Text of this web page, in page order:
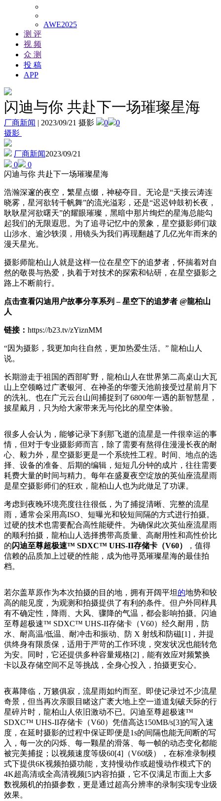
AWE2025
测 评
视 频
众 测
投 稿
APP
闪迪与你 共赴下一场璀璨星海
厂商新闻 | 2023/09/21 摄影 0
0
摄影
厂商新闻2023/09/21
0
0
闪迪与你 共赴下一场璀璨星海
浩瀚深邃的夜空，繁星点缀，神秘夺目。无论是“天接云涛连
晓雾，星河欲转千帆舞”的流光溢彩，还是“迟迟钟鼓初长夜，
耿耿星河欲曙天”的耀眼璀璨，黑暗中那片绚烂的星海总能勾
起我们的无限遐思。为了追寻记忆中的景象，星空摄影师们跋
山涉水、逾沙轶漠，用镜头为我们再现翻越了几亿光年而来的
漫天星光。
摄影师龍柏山人就是这样一位在星空下的追梦者，怀揣着对自
然的敬畏与热爱，执着于对技术的探索和钻研，在星空摄影之
路上不断前行。
点击查看闪迪用户故事分享系列 – 星空下的追梦者 @龍柏山
人
链接： https://b23.tv/zYiznMM
“因为摄影，我更加向往自然，更加热爱生活。” 龍柏山人
说。
长期游走于祖国的西部旷野，龍柏山人在世界第二高桌山大瓦
山上空领略过广袤银河、在神圣的华蓥天池前接受过星前月下
的洗礼、也在广元云台山间捕捉到了6800年一遇的新智慧星，
披星戴月，只为给大家带来无与伦比的星空体验。
很多人会认为，能够记录下刹那飞逝的流星是一件很幸运的事
情，但对于专业摄影师而言，除了需要有熬得住漫漫长夜的耐
心、毅力外，星空摄影更是一个系统性工程。时间、地点的选
择、设备的准备、后期的编辑，短短几分钟的成片，往往需要
耗费大量的时间与精力。每年在盛夏夜空绽放的英仙座流星雨
是星空摄影师们的狂欢，龍柏山人也为此做足了功课。
考虑到夜晚环境亮度往往很低，为了捕捉清晰、完整的流星
雨，通常会采用高ISO、短曝光和较短间隔的方式进行拍摄。
过硬的技术也需要配合高性能硬件。为确保此次英仙座流星雨
的顺利拍摄，龍柏山人选择携带高质量、高耐用性和高性价比
的闪迪至尊超极速™ SDXC™ UHS-II存储卡（V60）
，值得
信赖的品质加上过硬的性能，成为他寻觅璀璨星海的最佳拍
档。
若尔盖草原作为本次拍摄的目的地，拥有开阔平坦的地势和较
高的能见度，为观测和拍摄提供了有利的条件。但户外同样具
有不确定性 ，降雨、大风、骤降的气温，都会影响拍摄。闪迪
至尊超极速™ SDXC™ UHS-II存储卡（V60）经久耐用，防
水、耐高温/低温、耐冲击和振动、防 X 射线和防磁[1]，并提
供终身有限质保，适用于严苛的工作环境，突发状况也能转危
为安。同时，它还提供多种容量规格[2]，能有效应对频繁换
卡以及存储空间不足等挑战，全身心投入，拍摄更安心。
夜幕降临，万籁俱寂，流星雨如约而至。即使记录过不少流星
奇景，但当再次亲眼目睹这广袤大地上空一道道划破天际的行
星碎片时，龍柏山人依旧激动不已。闪迪至尊超极速™
SDXC™ UHS-II存储卡（V60）凭借高达150MB/s[3]的写入速
度，在延时摄影的过程中保证即便是1s的间隔也能无间断的写
入，每一次的闪烁、每一颗星的滑落、每一帧的动态变化都能
被完美捕捉；以视频速度等级60[4]（V60级），在标准录制模
式下提供6K视频拍摄功能，支持慢动作或超慢动作模式下的
4K超高清或全高清视频[5]内容拍摄，它不仅满足市面上大多
数视频机的拍摄参数，更是通过超高分辨率的录制实现专业级
效果。